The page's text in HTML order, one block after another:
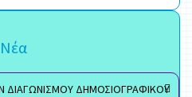
Νέα
ΔΗΜΟΣΙΟΓΡΑΦΙΚΟΥ